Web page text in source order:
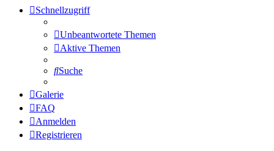
Schnellzugriff
Unbeantwortete Themen
Aktive Themen
Suche
Galerie
FAQ
Anmelden
Registrieren